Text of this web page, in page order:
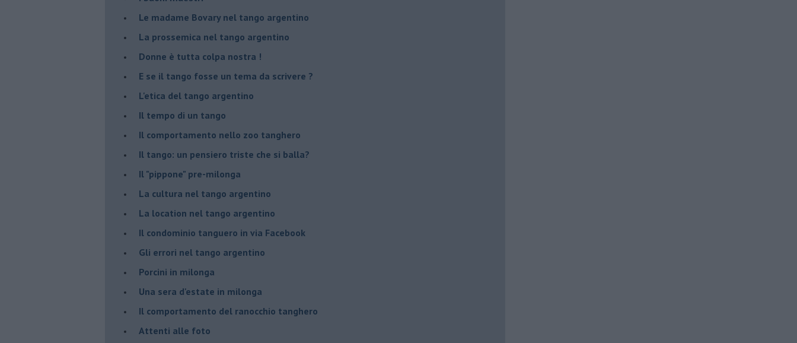
Le madame Bovary nel tango argentino
La prossemica nel tango argentino
Donne è tutta colpa nostra !
E se il tango fosse un tema da scrivere ?
L'etica del tango argentino
Il tempo di un tango
Il comportamento nello zoo tanghero
Il tango: un pensiero triste che si balla?
Il "pippone" pre-milonga
La cultura nel tango argentino
La location nel tango argentino
Il condominio tanguero in via Facebook
Gli errori nel tango argentino
Porcini in milonga
Una sera d'estate in milonga
Il comportamento del ranocchio tanghero
Attenti alle foto